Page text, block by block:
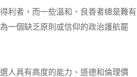
利者，而一些溫和、良善者總是難有
一個缺乏原則或信仰的政治護航罷
人具有高度的能力、道德和倫理價